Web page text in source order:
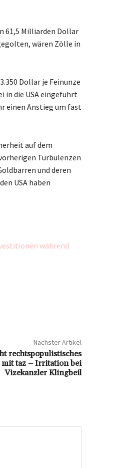
61,5 Milliarden Dollar
wären Zölle in
Dollar je Feinunze
in die USA eingeführt
einen Anstieg um fast
auf dem
Turbulenzen
und deren
USA haben
während
Nächster Artikel
rechtspopulistisches
taz – Irritation bei
Vizekanzler Klingbeil